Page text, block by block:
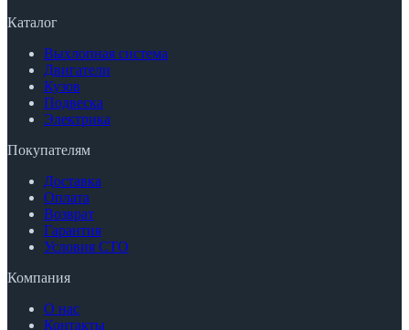
Каталог
Выхлопная система
Двигатели
Кузов
Подвеска
Электрика
Покупателям
Доставка
Оплата
Возврат
Гарантия
Условия СТО
Компания
О нас
Контакты